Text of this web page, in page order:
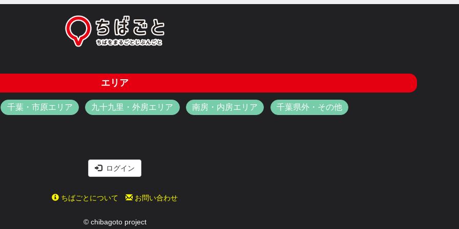
エリア
千葉・市原エリア 九十九里・外房エリア 南房・内房エリア 千葉県外・その他
ログイン
ちばごとについて お問い合わせ
© chibagoto project